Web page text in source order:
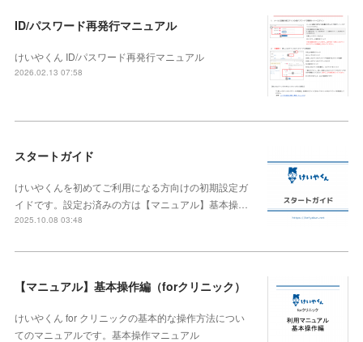
ID/パスワード再発行マニュアル
けいやくん ID/パスワード再発行マニュアル
2026.02.13 07:58
スタートガイド
けいやくんを初めてご利用になる方向けの初期設定ガ
イドです。設定お済みの方は【マニュアル】基本操…
2025.10.08 03:48
【マニュアル】基本操作編（forクリニック）
けいやくん for クリニックの基本的な操作方法につい
てのマニュアルです。基本操作マニュアル